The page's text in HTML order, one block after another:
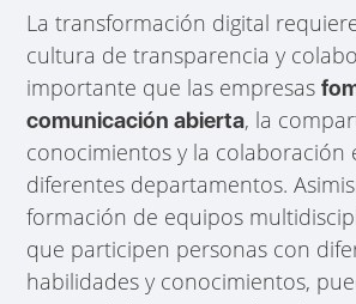
La transformación digital
cultura de transparencia y
importante que las empresas
comunicación abierta, la
conocimientos y la colaboración
diferentes departamentos.
formación de equipos
que participen personas con
habilidades y conocimientos,